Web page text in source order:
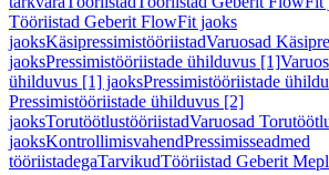
Tööriistad Geberit FlowFit jaoks
jaoksKäsipressimistööriistadVaruosad
jaoksPressimistööriistade ühilduvus [1]
ühilduvus [1] jaoksPressimistööriistade
Pressimistööriistade ühilduvus [2]
jaoksTorutöötlustööriistadVaruosad
jaoksKontrollimisvahendPressimisseadmed
tööriistadegaTarvikudTööriistad Geberit